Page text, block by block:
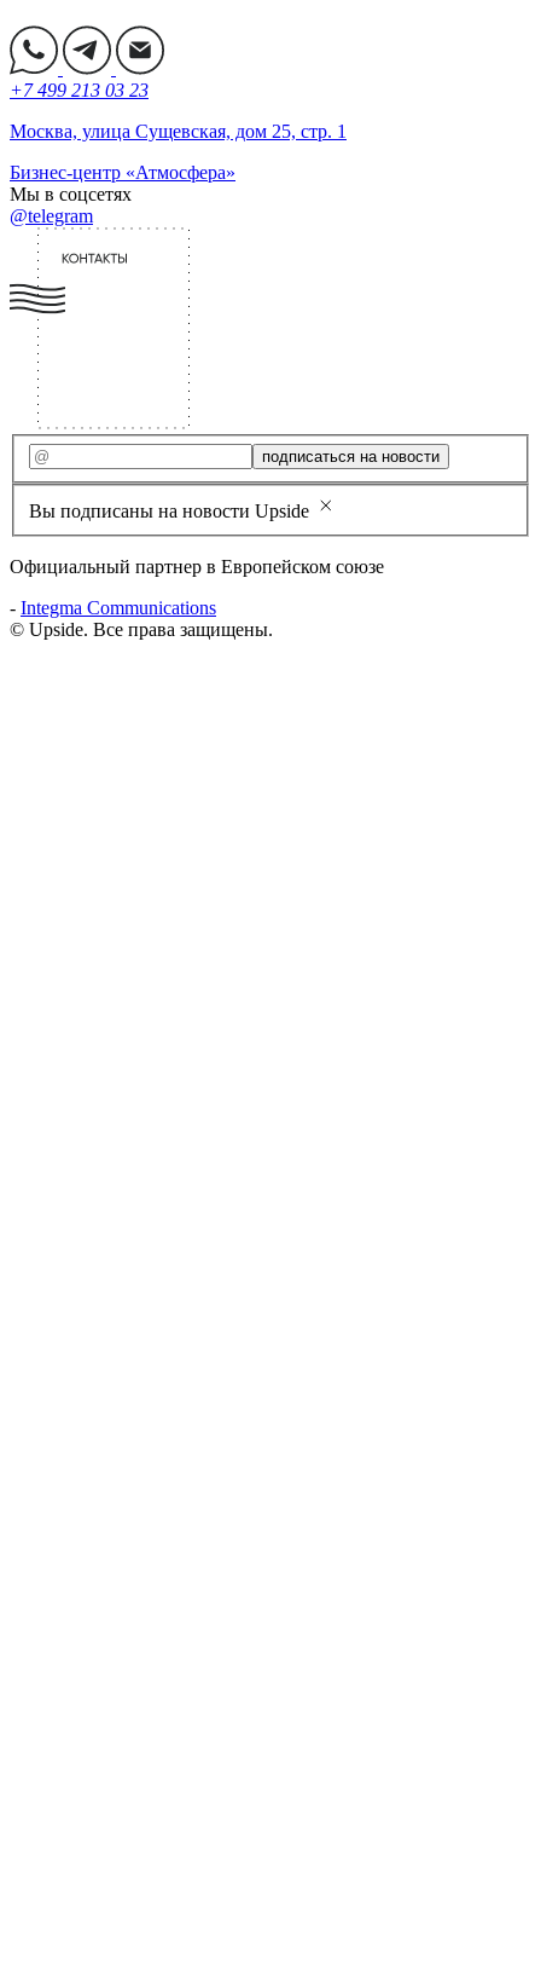
+7 499 213 03 23
Москва, улица Сущевская, дом 25, стр. 1
Бизнес-центр «Атмосфера»
Мы в соцсетях
@telegram
подписаться на новости
Вы подписаны на новости Upside
Официальный партнер в Европейском союзе
- Integma Communications
© Upside. Все права защищены.